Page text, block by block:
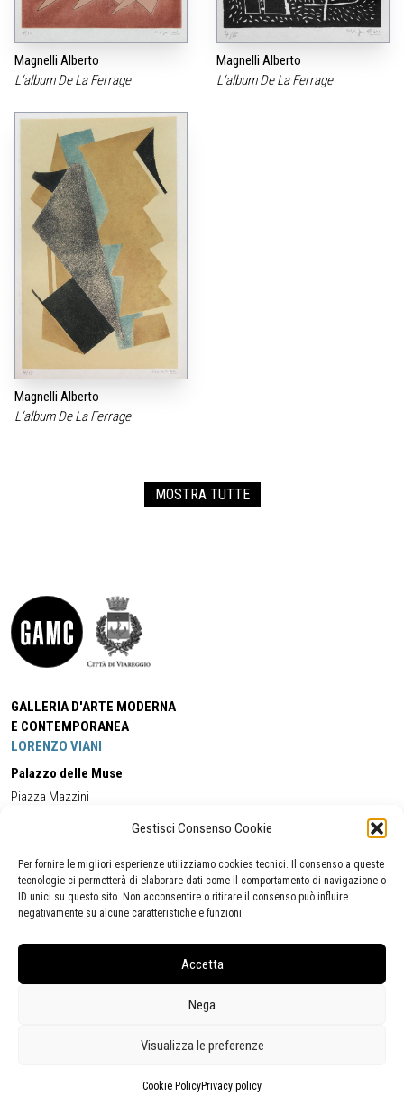
Gestisci Consenso Cookie
Per fornire le migliori esperienze utilizziamo cookies tecnici. Il consenso a queste
tecnologie ci permetterà di elaborare dati come il comportamento di navigazione o
ID unici su questo sito. Non acconsentire o ritirare il consenso può influire
negativamente su alcune caratteristiche e funzioni.
Accetta
Nega
Visualizza le preferenze
Cookie PolicyPrivacy policy
Magnelli Alberto
L‘album De La Ferrage
Magnelli Alberto
L‘album De La Ferrage
Magnelli Alberto
L‘album De La Ferrage
MOSTRA TUTTE
GALLERIA D'ARTE MODERNA
E CONTEMPORANEA
LORENZO VIANI
Palazzo delle Muse
Piazza Mazzini
Cell:+39 338 5714978 (orario apertura Galleria)
Tel:
+39 0584 944580
(orario 09.00/13.00)
Email:gamc@comune.viareggio.lu.it
Segnalazione di inaccessibilità